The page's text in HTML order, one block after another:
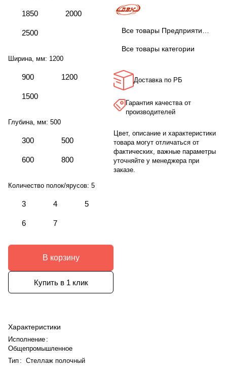
1850 2000
2500
Ширина, мм: 1200
900 1200
1500
Глубина, мм: 500
300 500
600 800
Количество полок/ярусов: 5
3 4 5
6 7
В корзину
Купить в 1 клик
Характеристики
Исполнение :
Общепромышленное
Тип : Стеллаж полочный
Все товары Предприятие ДВК
Все товары категории
Доставка по РБ
Гарантия качества от
производителей
Цвет, описание и характеристики
товара могут отличаться от
фактических, важные параметры
уточняйте у менеджера при
заказе.